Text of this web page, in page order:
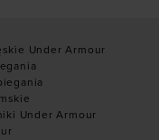
Under Armour
Under Armour